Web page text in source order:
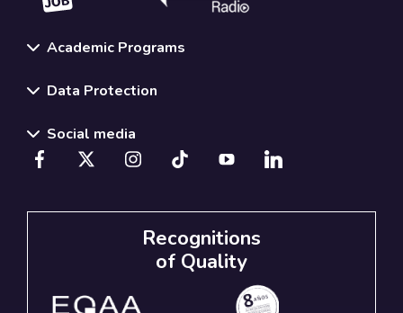
Academic Programs
Data Protection
Social media
Recognitions
of Quality